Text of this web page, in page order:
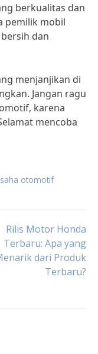
berkualitas dan
pemilik mobil
dan
menjanjikan di
Jangan ragu
karena
mencoba
otomotif
Rilis Motor Honda
Terbaru: Apa yang
dari Produk
Terbaru?